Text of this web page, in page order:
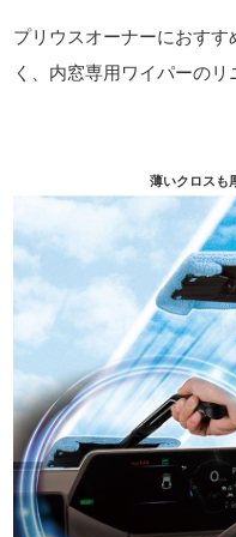
プリウスオーナーにおす
く、内窓専用ワイパーの
薄いクロスも